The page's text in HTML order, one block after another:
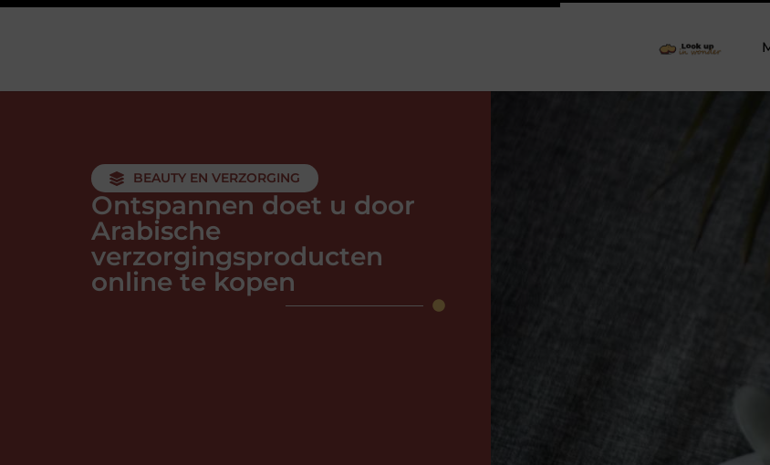
BEAUTY EN VERZORGING
Ontspannen doet u door
Arabische
verzorgingsproducten
online te kopen